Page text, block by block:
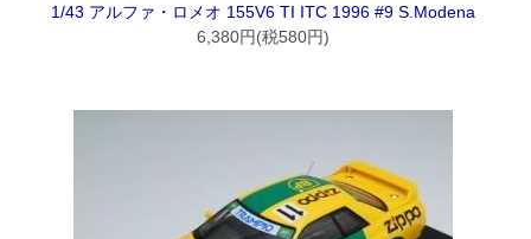
1/43 アルファ・ロメオ 155V6 TI ITC 1996 #9 S.Modena
6,380円(税580円)